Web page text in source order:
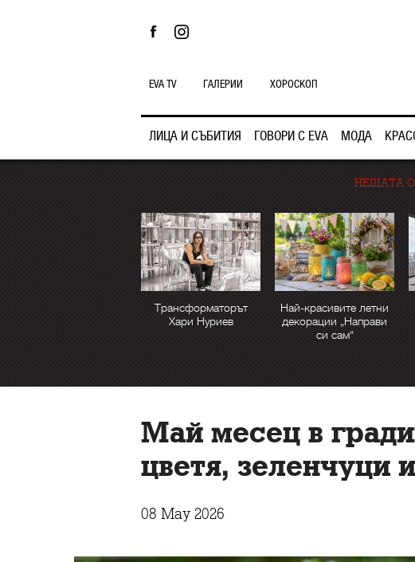
ЛИЦА И СЪБИТИЯ ГОВОРИ С EVA МОДА
EVA TV ГАЛЕРИИ ХОРОСКОП
НЕЩАТА
Трансформаторът
Хари Нуриев
Най-красивите летни
декорации „Направи
си сам“
Май месец в
цветя, зеленчуци
08 May 2026